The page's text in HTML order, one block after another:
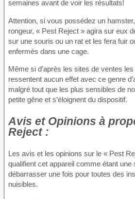
semaines avant de voir les résultats!
Attention, si vous possédez un
rongeur, « Pest Reject » agira sur eux
sur une souris ou un rat et les fera fuir
enfermés dans une cage.
Même si d’après les sites de ventes
ressentent aucun effet avec ce genre
malgré tout que les plus sensibles de
petite gêne et s’éloignent du dispositif.
Avis et Opinions à
Reject :
Les avis et les opinions sur le « Pest
qualifient cet appareil comme étant une
débarrasser une fois pour toutes des
nuisibles.